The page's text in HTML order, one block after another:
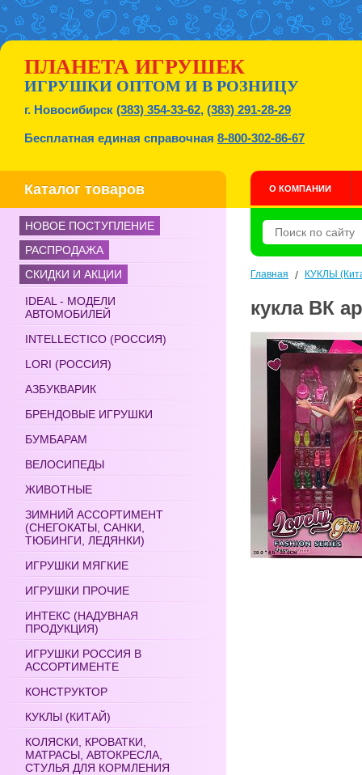
ПЛАНЕТА ИГРУШЕК
ИГРУШКИ ОПТОМ И В РОЗНИЦУ
г. Новосибирск (383) 354-33-62, (383) 291-28-29
Бесплатная единая справочная 8-800-302-86-67
Каталог товаров О КОМПАНИИ
НОВОЕ ПОСТУПЛЕНИЕ
РАСПРОДАЖА
СКИДКИ И АКЦИИ
IDEAL - МОДЕЛИ
АВТОМОБИЛЕЙ
INTELLECTICO (РОССИЯ)
LORI (РОССИЯ)
АЗБУКВАРИК
БРЕНДОВЫЕ ИГРУШКИ
БУМБАРАМ
ВЕЛОСИПЕДЫ
ЖИВОТНЫЕ
ЗИМНИЙ АССОРТИМЕНТ
(СНЕГОКАТЫ, САНКИ,
ТЮБИНГИ, ЛЕДЯНКИ)
ИГРУШКИ МЯГКИЕ
ИГРУШКИ ПРОЧИЕ
ИНТЕКС (НАДУВНАЯ
ПРОДУКЦИЯ)
ИГРУШКИ РОССИЯ В
АССОРТИМЕНТЕ
КОНСТРУКТОР
КУКЛЫ (КИТАЙ)
КОЛЯСКИ, КРОВАТКИ,
МАТРАСЫ, АВТОКРЕСЛА,
СТУЛЬЯ ДЛЯ КОРМЛЕНИЯ
Главная / КУКЛЫ
кукла ВК